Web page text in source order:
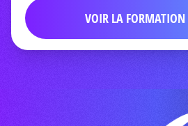
VOIR LA FORMATION